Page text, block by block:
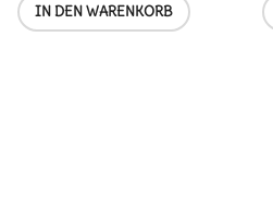
IN DEN WARENKORB